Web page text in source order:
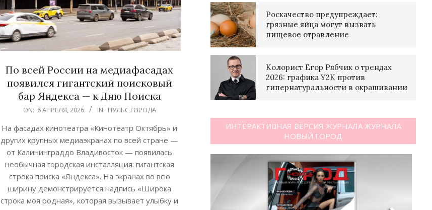
По всей России на медиафасадах
появился гигантский поисковый
бар Яндекса — к Дню Поиска
06
ON: 6 АПРЕЛЯ, 2026 IN: ПУЛЬС ГОРОДА
На фасадах кинотеатра «Кинотеатр Октябрь» и
других крупных медиаэкранах по всей стране —
от Калининграддо Владивосток — появилась
необычная городская инсталляция: гигантская
строка поиска «Яндекса». На экранах во всю
ширину демонстрируется надпись «Широка
строка моя родная», которая вызывает улыбку и
Роскачество предупреждает:
грязные яйца могут вызвать
пищевое отравление
Колорист Егор Рябчик о трендах
2026: графика Y2K против
гипернатуральности в окрашивании
ИНТЕРАКТИВНАЯ ВЕРСИЯ ЖУРНАЛА ЖУРНАЛА
НОВЫЙ ГОРОД